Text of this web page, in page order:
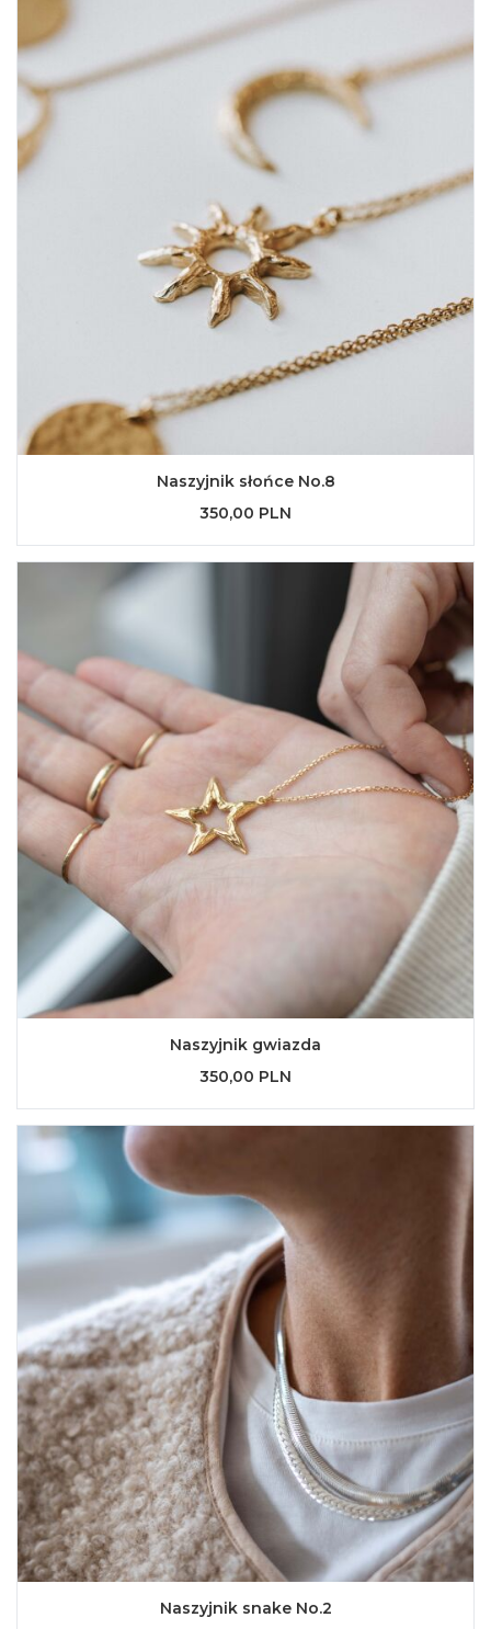
Naszyjnik słońce No.8
350,00 PLN
Naszyjnik gwiazda
350,00 PLN
Naszyjnik snake No.2